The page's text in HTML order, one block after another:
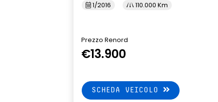
1/2016
110.000 Km
Prezzo Renord
€13.900
SCHEDA VEICOLO